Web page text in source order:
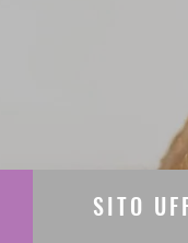
SITO